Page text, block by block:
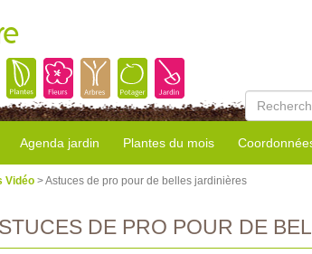
Agenda jardin Plantes du mois
Vidéo > Astuces de pro pour de belles jardinières
DE PRO POUR DE